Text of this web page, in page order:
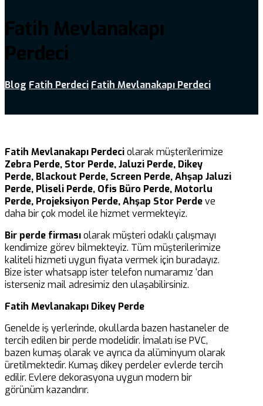
Fatih Mevlanakapı
Perdeci
Blog Fatih Perdeci Fatih Mevlanakapı Perdeci
Fatih Mevlanakapı Perdeciolarak müşterilerimize
Zebra Perde, Stor Perde, Jaluzi Perde, Dikey
Perde, Blackout Perde, Screen Perde, Ahşap Jaluzi
Perde, Pliseli Perde, Ofis Büro Perde, Motorlu
Perde, Projeksiyon Perde, Ahşap Stor Perdeve
daha bir çok model ile hizmet vermekteyiz.
Bir perde firmasıolarak müşteri odaklı çalışmayı
kendimize görev bilmekteyiz. Tüm müşterilerimize
kaliteli hizmeti uygun fiyata vermek için buradayız.
Bize ister whatsapp ister telefon numaramız ‘dan
isterseniz mail adresimiz den ulaşabilirsiniz.
Fatih Mevlanakapı Dikey Perde
Genelde iş yerlerinde, okullarda bazen hastaneler de
tercih edilen bir perde modelidir. İmalatı ise PVC,
bazen kumaş olarak ve ayrıca da alüminyum olarak
üretilmektedir. Kumaş dikey perdeler evlerde tercih
edilir. Evlere dekorasyona uygun modern bir
görünüm kazandırır.